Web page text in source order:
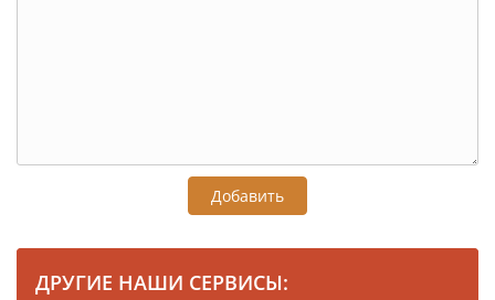
Добавить
ДРУГИЕ НАШИ СЕРВИСЫ: